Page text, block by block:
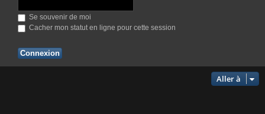
Se souvenir de moi
Cacher mon statut en ligne pour cette session
Aller à